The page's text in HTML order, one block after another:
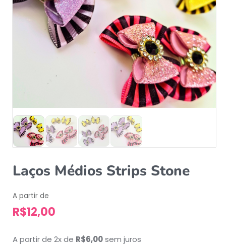
Laços Médios Strips Stone
A partir de
R$12,00
A partir de 2x de R$6,00sem juros